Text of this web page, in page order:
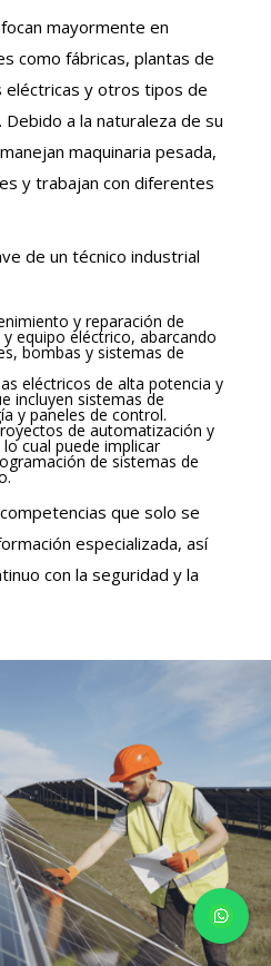
mayormente en
como fábricas, plantas de
y otros tipos de
a la naturaleza de su
maquinaria pesada,
y trabajan con diferentes
de un técnico industrial
y reparación de
equipo eléctrico, abarcando
bombas y sistemas de
eléctricos de alta potencia y
incluyen sistemas de
y paneles de control.
de automatización y
cual puede implicar
de sistemas de
que solo se
especializada, así
con la seguridad y la